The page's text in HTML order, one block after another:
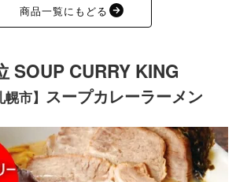
商品一覧にもどる
SOUP CURRY KING
市】 スープカレーラーメン